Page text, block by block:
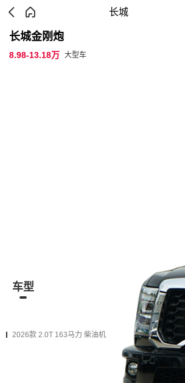
长城
长城金刚炮
8.98-13.18万 大型车
车型
2024款（停售）
2026款 2.0T 163马力 柴油机
2026款 2.0T手动柴油两驱创业型标箱